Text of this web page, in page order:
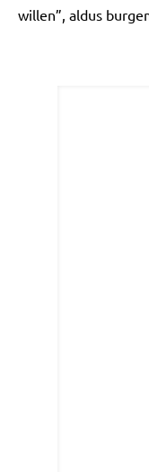
willen”, aldus